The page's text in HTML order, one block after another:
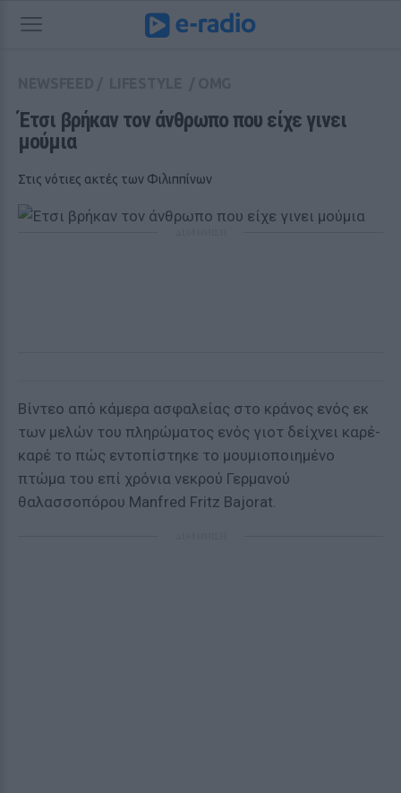
Έτσι βρήκαν τον άνθρωπο που είχε γινει
μούμια
Στις νότιες ακτές των Φιλιππίνων
Βίντεο από κάμερα ασφαλείας στο κράνος ενός εκ
των μελών του πληρώματος ενός γιοτ δείχνει καρέ-
καρέ το πώς εντοπίστηκε το μουμιοποιημένο
πτώμα του επί χρόνια νεκρού Γερμανού
θαλασσοπόρου Manfred Fritz Bajorat.